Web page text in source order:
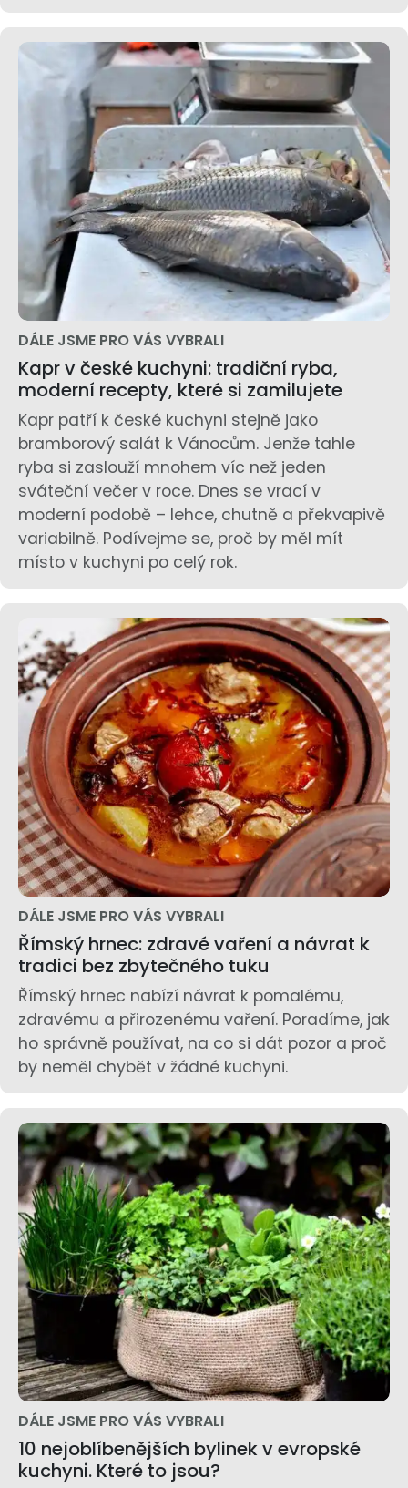
DÁLE JSME PRO VÁS VYBRALI
Kapr v české kuchyni: tradiční ryba,
moderní recepty, které si zamilujete
Kapr patří k české kuchyni stejně jako
bramborový salát k Vánocům. Jenže tahle
ryba si zaslouží mnohem víc než jeden
sváteční večer v roce. Dnes se vrací v
moderní podobě – lehce, chutně a překvapivě
variabilně. Podívejme se, proč by měl mít
místo v kuchyni po celý rok.
DÁLE JSME PRO VÁS VYBRALI
Římský hrnec: zdravé vaření a návrat k
tradici bez zbytečného tuku
Římský hrnec nabízí návrat k pomalému,
zdravému a přirozenému vaření. Poradíme, jak
ho správně používat, na co si dát pozor a proč
by neměl chybět v žádné kuchyni.
DÁLE JSME PRO VÁS VYBRALI
10 nejoblíbenějších bylinek v evropské
kuchyni. Které to jsou?